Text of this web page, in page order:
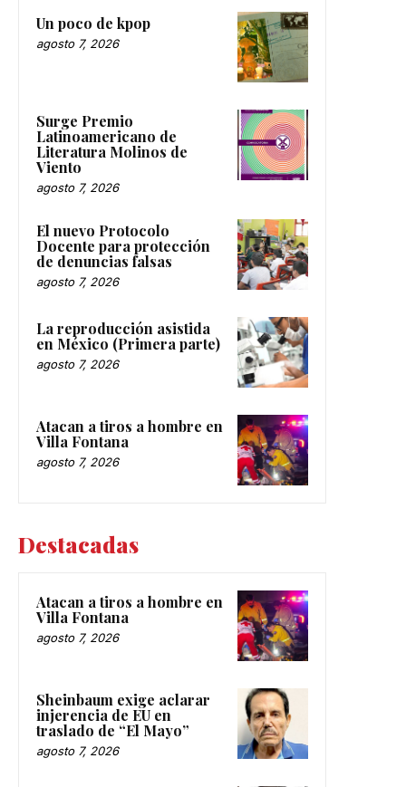
Un poco de kpop
agosto 7, 2026
Surge Premio
Latinoamericano de
Literatura Molinos de
Viento
agosto 7, 2026
El nuevo Protocolo
Docente para protección
de denuncias falsas
agosto 7, 2026
La reproducción asistida
en México (Primera parte)
agosto 7, 2026
Atacan a tiros a hombre en
Villa Fontana
agosto 7, 2026
Destacadas
Atacan a tiros a hombre en
Villa Fontana
agosto 7, 2026
Sheinbaum exige aclarar
injerencia de EU en
traslado de “El Mayo”
agosto 7, 2026